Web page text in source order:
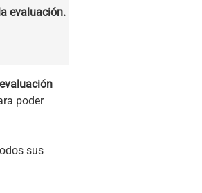
evaluación.
evaluación
poder
sus